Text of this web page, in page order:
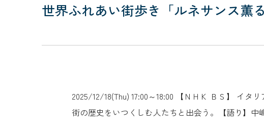
世界ふれあい街歩き「ルネサンス薫
2025/12/18(Thu) 17:00～18:00 【ＮＨＫ ＢＳ】 イ
街の歴史をいつくしむ人たちと出会う。【語り】中